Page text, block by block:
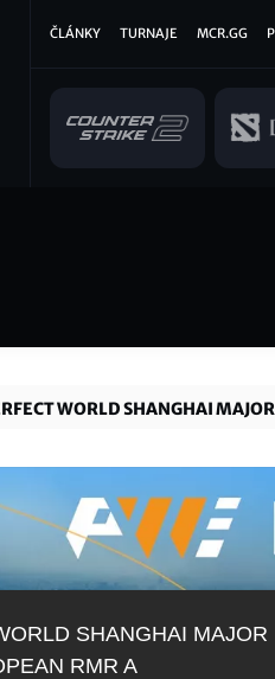
Hlavní
ČLÁNKY TURNAJE MCR.GG
WORLD SHANGHAI
SHANGHAI MAJOR
RMR A